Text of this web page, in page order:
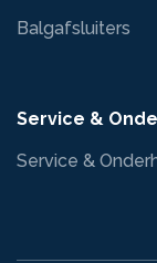
Balgafsluiters
Service &
Service &